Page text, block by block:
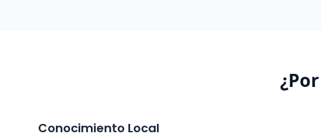
Conocimiento Local